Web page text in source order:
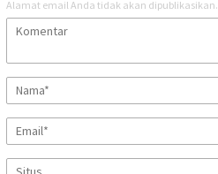
Alamat email Anda tidak akan dipublikasikan.